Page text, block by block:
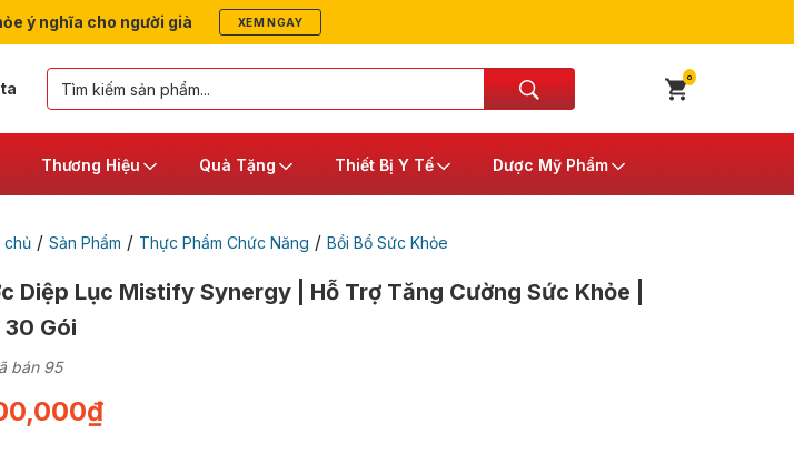
ý nghĩa cho người già XEM NGAY
0
Thương Hiệu Quà Tặng Thiết Bị Y Tế Dược Mỹ Phẩm
chủ/ Sản Phẩm / Thực Phẩm Chức Năng / Bồi Bổ Sức Khỏe
Diệp Lục Mistify Synergy | Hỗ Trợ Tăng Cường Sức Khỏe |
30 Gói
bán 95
₫